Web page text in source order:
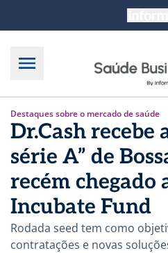
Destaques sobre o mercado de saúde
Dr.Cash recebe
série A” de
recém chegado
Incubate Fund
Rodada seed tem como
contratações e novas